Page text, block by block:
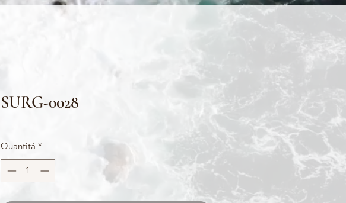
SURG-0028
Quantità *